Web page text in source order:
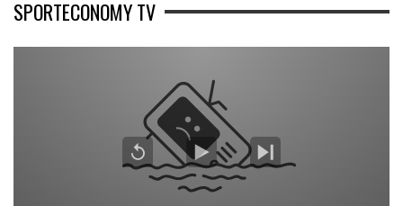
SPORTECONOMY TV